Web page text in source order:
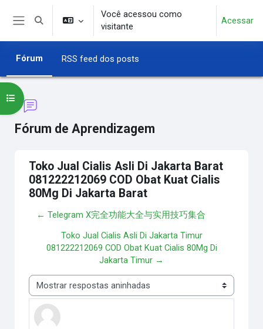
Ir para o conteúdo principal
Alternar entrada de pesquisa
Você acessou como
visitante
Acessar
Fórum RSS feed dos posts
Fórum de Aprendizagem
Abrir índice do curso
Toko Jual Cialis Asli Di Jakarta Barat
081222212069 COD Obat Kuat Cialis
80Mg Di Jakarta Barat
← Telegram X完全功能大全与实用技巧集合
Toko Jual Cialis Asli Di Jakarta Timur
081222212069 COD Obat Kuat Cialis 80Mg Di
Jakarta Timur →
Modo de visualização